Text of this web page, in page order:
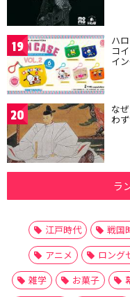
19 ハ
コ
イ
20 な
わ
ラ
江戸時代 戦国
アニメ
ロング
雑学
お菓子